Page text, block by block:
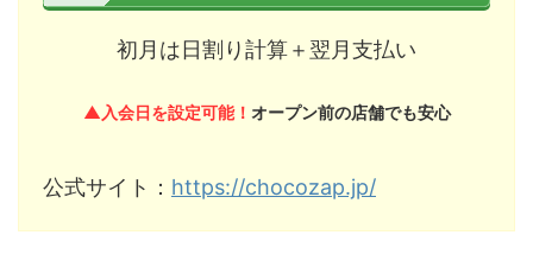
初月は日割り計算＋翌月支払い
▲入会日を設定可能！ オープン前の店舗でも安心
公式サイト： https://chocozap.jp/